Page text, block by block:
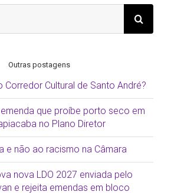
Outras postagens
Cultural de Santo André?
que proíbe porto seco em
no Plano Diretor
e não ao racismo na Câmara
nova LDO 2027 enviada pelo
e rejeita emendas em bloco